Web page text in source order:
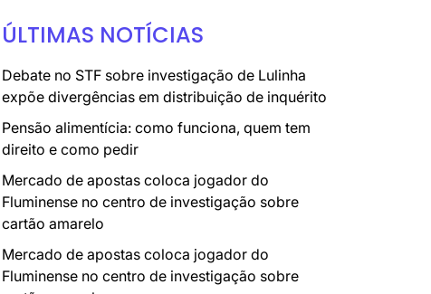
ÚLTIMAS NOTÍCIAS
Debate no STF sobre investigação de Lulinha
expõe divergências em distribuição de inquérito
Pensão alimentícia: como funciona, quem tem
direito e como pedir
Mercado de apostas coloca jogador do
Fluminense no centro de investigação sobre
cartão amarelo
Mercado de apostas coloca jogador do
Fluminense no centro de investigação sobre